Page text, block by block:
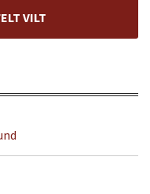
VILT